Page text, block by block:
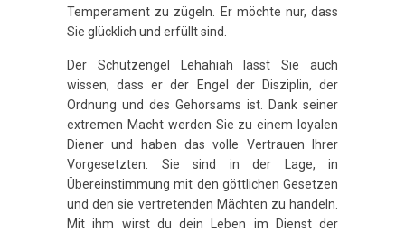
Temperament zu zügeln. Er möchte nur, dass
Sie glücklich und erfüllt sind.
Der Schutzengel Lehahiah lässt Sie auch
wissen, dass er der Engel der Disziplin, der
Ordnung und des Gehorsams ist. Dank seiner
extremen Macht werden Sie zu einem loyalen
Diener und haben das volle Vertrauen Ihrer
Vorgesetzten. Sie sind in der Lage, in
Übereinstimmung mit den göttlichen Gesetzen
und den sie vertretenden Mächten zu handeln.
Mit ihm wirst du dein Leben im Dienst der